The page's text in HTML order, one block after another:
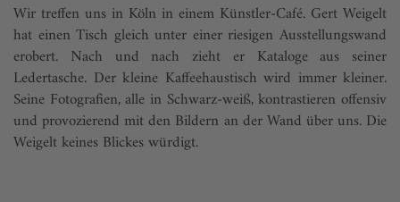
Wir treffen uns in Köln in einem Künstler-Café. Gert Weigelt
hat einen Tisch gleich unter einer riesigen Ausstellungswand
erobert. Nach und nach zieht er Kataloge aus seiner
Ledertasche. Der kleine Kaffeehaustisch wird immer kleiner.
Seine Fotografien, alle in Schwarz-weiß, kontrastieren offensiv
und provozierend mit den Bildern an der Wand über uns. Die
Weigelt keines Blickes würdigt.